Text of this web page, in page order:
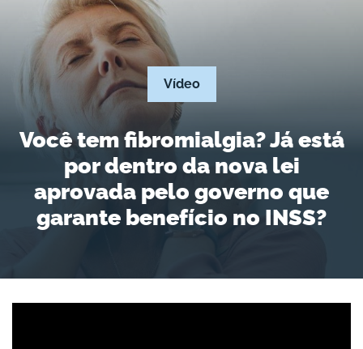
Vídeo
Você tem fibromialgia? Já está
por dentro da nova lei
aprovada pelo governo que
garante benefício no INSS?